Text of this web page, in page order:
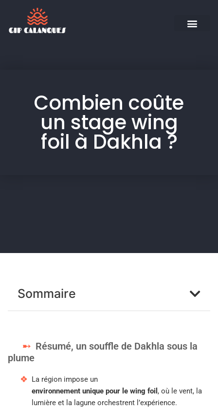
Combien coûte
un stage wing
foil à Dakhla ?
Sommaire
Résumé, un souffle de Dakhla sous la
plume
La région impose un
environnement unique pour le wing foil , où le vent, la
lumière et la lagune orchestrent l’expérience.